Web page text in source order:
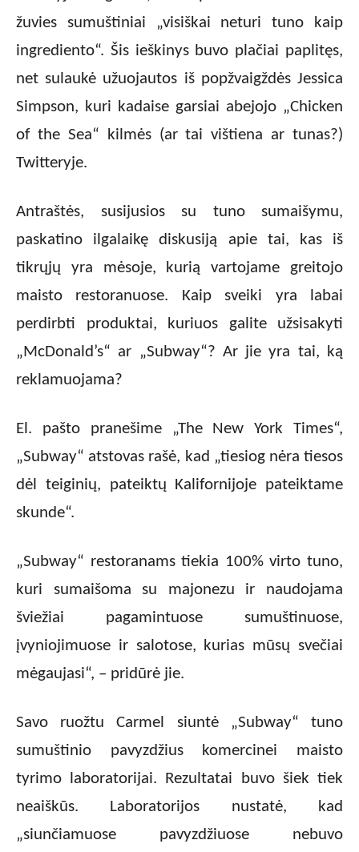
žuvies sumuštiniai „visiškai neturi tuno kaip
ingrediento“. Šis ieškinys buvo plačiai paplitęs,
net sulaukė užuojautos iš popžvaigždės Jessica
Simpson, kuri kadaise garsiai abejojo „Chicken
of the Sea“ kilmės (ar tai vištiena ar tunas?)
Twitteryje.
Antraštės, susijusios su tuno sumaišymu,
paskatino ilgalaikę diskusiją apie tai, kas iš
tikrųjų yra mėsoje, kurią vartojame greitojo
maisto restoranuose. Kaip sveiki yra labai
perdirbti produktai, kuriuos galite užsisakyti
„McDonald’s“ ar „Subway“? Ar jie yra tai, ką
reklamuojama?
El. pašto pranešime „The New York Times“,
„Subway“ atstovas rašė, kad „tiesiog nėra tiesos
dėl teiginių, pateiktų Kalifornijoje pateiktame
skunde“.
„Subway“ restoranams tiekia 100% virto tuno,
kuri sumaišoma su majonezu ir naudojama
šviežiai pagamintuose sumuštinuose,
įvyniojimuose ir salotose, kurias mūsų svečiai
mėgaujasi“, – pridūrė jie.
Savo ruožtu Carmel siuntė „Subway“ tuno
sumuštinio pavyzdžius komercinei maisto
tyrimo laboratorijai. Rezultatai buvo šiek tiek
neaiškūs. Laboratorijos nustatė, kad
„siunčiamuose pavyzdžiuose nebuvo